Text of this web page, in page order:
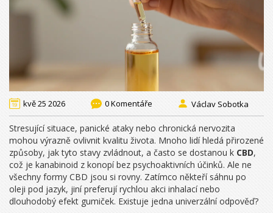
kvě 25 2026 0 Komentáře Václav Sobotka
Stresující situace, panické ataky nebo chronická nervozita
mohou výrazně ovlivnit kvalitu života. Mnoho lidí hledá přirozené
způsoby, jak tyto stavy zvládnout, a často se dostanou k CBD,
což je kanabinoid z konopí bez psychoaktivních účinků. Ale ne
všechny formy CBD jsou si rovny. Zatímco někteří sáhnu po
oleji pod jazyk, jiní preferují rychlou akci inhalací nebo
dlouhodobý efekt gumiček. Existuje jedna univerzální odpověď?